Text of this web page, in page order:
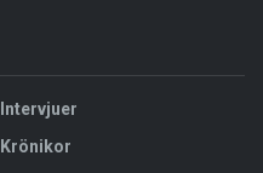
Intervjuer
Krönikor